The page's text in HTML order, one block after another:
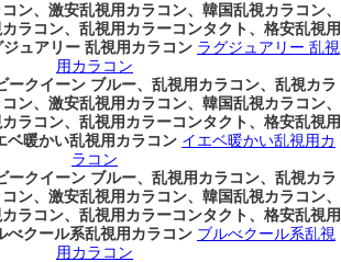
ン、激安乱視用カラコン、韓国乱視カラコン、
ラコン、乱視用カラーコンタクト、格安乱視用
ュアリー 乱視用カラコン ラグジュアリー 乱視
用カラコン
ークイーン ブルー、乱視用カラコン、乱視カラ
ン、激安乱視用カラコン、韓国乱視カラコン、
ラコン、乱視用カラーコンタクト、格安乱視用
ベ暖かい乱視用カラコン イエベ暖かい乱視用カ
ラコン
ークイーン ブルー、乱視用カラコン、乱視カラ
ン、激安乱視用カラコン、韓国乱視カラコン、
ラコン、乱視用カラーコンタクト、格安乱視用
べクール系乱視用カラコン ブルべクール系乱視
用カラコン